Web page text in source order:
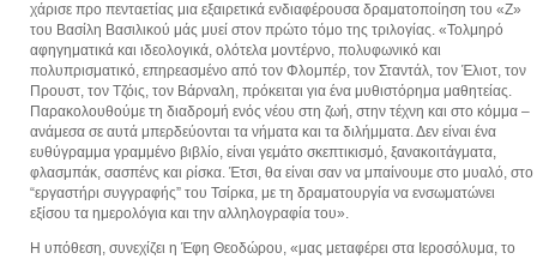
χάρισε προ πενταετίας μια εξαιρετικά ενδιαφέρουσα δραματοποίηση του «Ζ»
του Βασίλη Βασιλικού μάς μυεί στον πρώτο τόμο της τριλογίας. «Τολμηρό
αφηγηματικά και ιδεολογικά, ολότελα μοντέρνο, πολυφωνικό και
πολυπρισματικό, επηρεασμένο από τον Φλομπέρ, τον Σταντάλ, τον Έλιοτ, τον
Προυστ, τον Τζόις, τον Βάρναλη, πρόκειται για ένα μυθιστόρημα μαθητείας.
Παρακολουθούμε τη διαδρομή ενός νέου στη ζωή, στην τέχνη και στο κόμμα –
ανάμεσα σε αυτά μπερδεύονται τα νήματα και τα διλήμματα. Δεν είναι ένα
ευθύγραμμα γραμμένο βιβλίο, είναι γεμάτο σκεπτικισμό, ξανακοιτάγματα,
φλασμπάκ, σασπένς και ρίσκα. Έτσι, θα είναι σαν να μπαίνουμε στο μυαλό, στο
“εργαστήρι συγγραφής” του Τσίρκα, με τη δραματουργία να ενσωματώνει
εξίσου τα ημερολόγια και την αλληλογραφία του».
Η υπόθεση, συνεχίζει η Έφη Θεοδώρου, «μας μεταφέρει στα Ιεροσόλυμα, το